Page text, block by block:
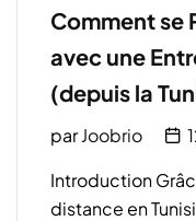
Comment se
avec une
(depuis la
parJoobrio
Introduction
distance en